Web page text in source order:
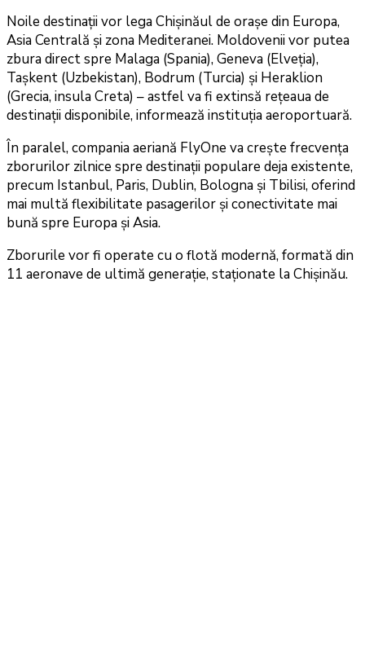
Noile destinații vor lega Chișinăul de orașe din Europa,
Asia Centrală și zona Mediteranei. Moldovenii vor putea
zbura direct spre Malaga (Spania), Geneva (Elveția),
Tașkent (Uzbekistan), Bodrum (Turcia) și Heraklion
(Grecia, insula Creta) – astfel va fi extinsă rețeaua de
destinații disponibile, informează instituția aeroportuară.
În paralel, compania aeriană FlyOne va crește frecvența
zborurilor zilnice spre destinații populare deja existente,
precum Istanbul, Paris, Dublin, Bologna și Tbilisi, oferind
mai multă flexibilitate pasagerilor și conectivitate mai
bună spre Europa și Asia.
Zborurile vor fi operate cu o flotă modernă, formată din
11 aeronave de ultimă generație, staționate la Chișinău.